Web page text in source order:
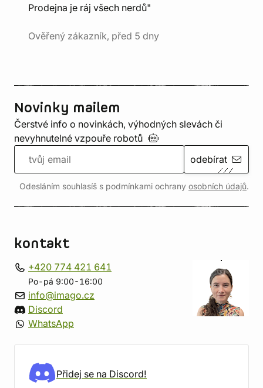
Prodejna je ráj všech nerdů"
Ověřený zákazník, před 5 dny
Novinky mailem
Čerstvé info o novinkách, výhodných slevách či
nevyhnutelné vzpouře robotů
odebírat
Odesláním souhlasíš s podmínkami ochrany osobních údajů.
kontakt
+420 774 421 641
Po-pá 9:00-16:00
info@imago.cz
Discord
WhatsApp
Přidej se na Discord!